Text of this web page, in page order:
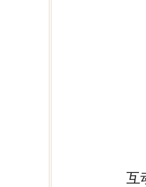
互